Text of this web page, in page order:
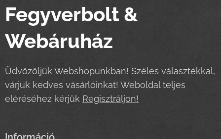
Fegyverbolt &
Webáruház
Üdvözöljük Webshopunkban! Széles választékkal,
várjuk kedves vásárlóinkat! Weboldal teljes
eléréséhez kérjük Regisztráljon!